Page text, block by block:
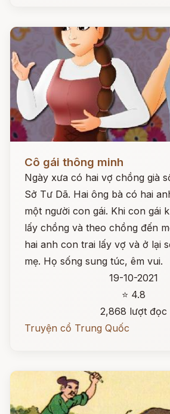
Cô gái thông minh
Ngày xưa có hai vợ chồng già
Sở Tư Dã. Hai ông bà có hai
một người con gái. Khi con gái
lấy chồng và theo chồng đến
hai anh con trai lấy vợ và ở lại
mẹ. Họ sống sung túc, êm vui.
19-10-2021
⭐ 4.8
2,868 lượt đọc
Truyện cổ Trung Quốc